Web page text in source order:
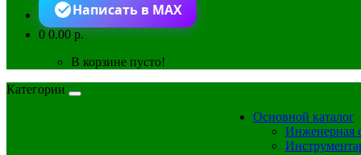
Написать в MAX
00.00 р.
В корзине пусто!
Категории
Основной каталог
Инженерная